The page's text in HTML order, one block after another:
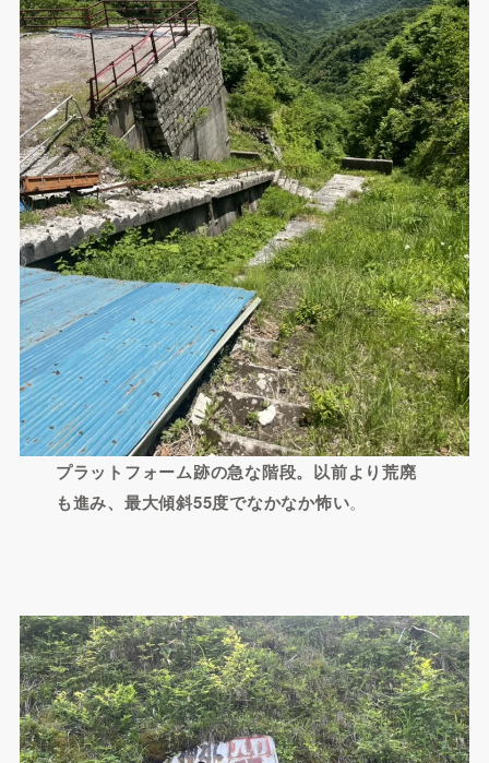
プラットフォーム跡の急な階段。以前より荒廃
も進み、最大傾斜55度でなかなか怖い。